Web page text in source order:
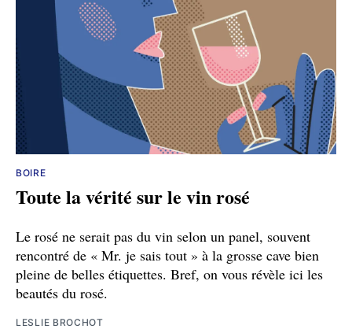
BOIRE
Toute la vérité sur le vin rosé
Le rosé ne serait pas du vin selon un panel, souvent
rencontré de « Mr. je sais tout » à la grosse cave bien
pleine de belles étiquettes. Bref, on vous révèle ici les
beautés du rosé.
LESLIE BROCHOT